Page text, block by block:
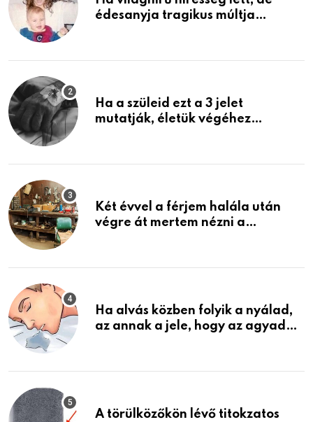
édesanyja tragikus múltja
Ha a szüleid ezt a 3 jelet
mutatják, életük végéhez
Két évvel a férjem halála után
végre át mertem nézni a
életemet
Ha alvás közben folyik a nyálad,
az annak a jele, hogy az agyad…
A törülközőkön lévő titokzatos